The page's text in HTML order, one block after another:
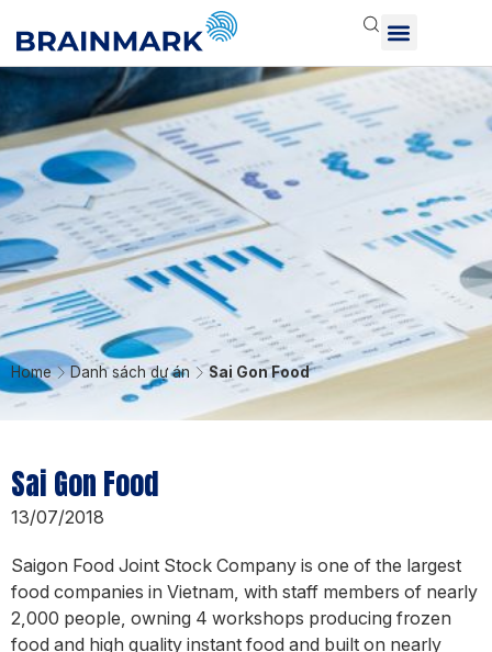
Home Danh sách dự án Sai Gon Food
Sai Gon Food
13/07/2018
Saigon Food Joint Stock Company is one of the largest
food companies in Vietnam, with staff members of nearly
2,000 people, owning 4 workshops producing frozen
food and high quality instant food and built on nearly